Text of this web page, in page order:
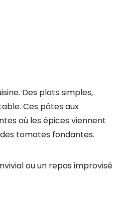
Des plats simples,
Ces pâtes aux
où les épices viennent
tomates fondantes.
ou un repas improvisé